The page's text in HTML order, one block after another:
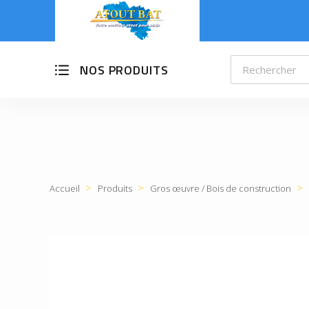
NOS PRODUITS
Accueil Produits Gros œuvre / Bois de construction